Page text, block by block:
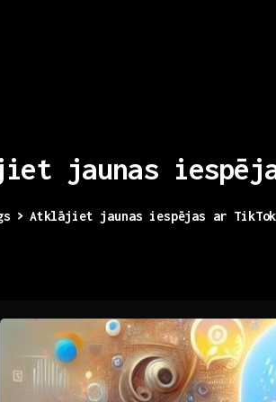
jaunas
Atklājiet jaunas iespējas ar TikTok